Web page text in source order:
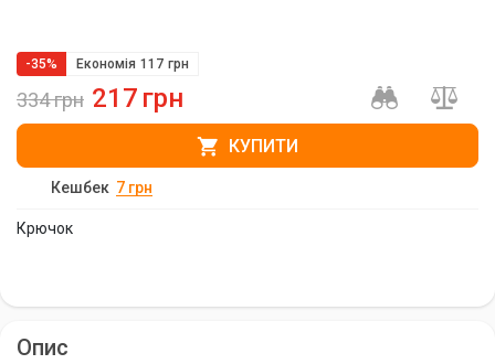
Крючок
334грн
-35% Економія 117 грн
217 грн
КУПИТИ
Кешбек 7 грн
Опис